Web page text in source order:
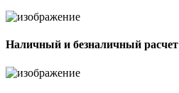
Наличный и безналичный расчет